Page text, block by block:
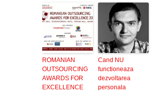
ROMANIAN
OUTSOURCING
AWARDS FOR
EXCELLENCE
Cand NU
functioneaza
dezvoltarea
personala